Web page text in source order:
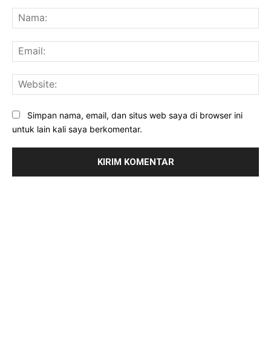
Simpan nama, email, dan situs web saya di browser ini
untuk lain kali saya berkomentar.